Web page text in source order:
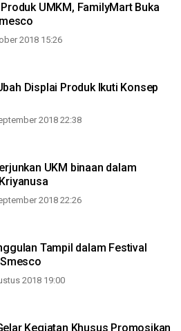
UMKM, FamilyMart Buka
2018 15:26
Displai Produk Ikuti Konsep
2018 22:38
UKM binaan dalam
2018 22:26
Tampil dalam Festival
2018 19:00
Kegiatan Khusus Promosikan